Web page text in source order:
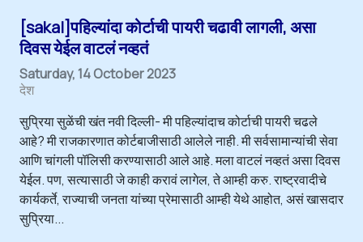
[sakal]पहिल्यांदा कोर्टाची पायरी चढावी लागली, असा
दिवस येईल वाटलं नव्हतं
Saturday, 14 October 2023
देश
सुप्रिया सुळेंची खंत नवी दिल्ली- मी पहिल्यांदाच कोर्टाची पायरी चढले
आहे? मी राजकारणात कोर्टबाजीसाठी आलेले नाही. मी सर्वसामान्यांची सेवा
आणि चांगली पॉलिसी करण्यासाठी आले आहे. मला वाटलं नव्हतं असा दिवस
येईल. पण, सत्यासाठी जे काही करावं लागेल, ते आम्ही करु. राष्ट्रवादीचे
कार्यकर्ते, राज्याची जनता यांच्या प्रेमासाठी आम्ही येथे आहोत, असं खासदार
सुप्रिया...